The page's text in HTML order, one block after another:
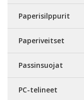
Paperisilppurit
Paperiveitset
Passinsuojat
PC-telineet